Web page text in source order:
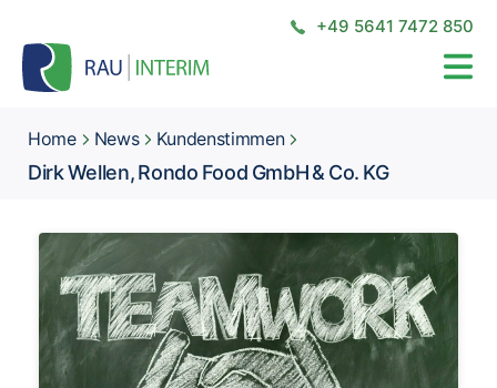
+49 5641 7472 850
Home News Kundenstimmen
Dirk Wellen, Rondo Food GmbH & Co. KG